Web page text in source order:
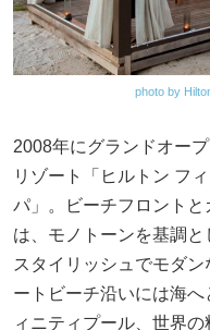
photo by
2008年にグランドオー
リゾート「ヒルトン フ
パ」。ビーチフロント
は、モノトーンを基調
スタイリッシュでモダ
ートビーチ沿いには海
ィニティプール、世界